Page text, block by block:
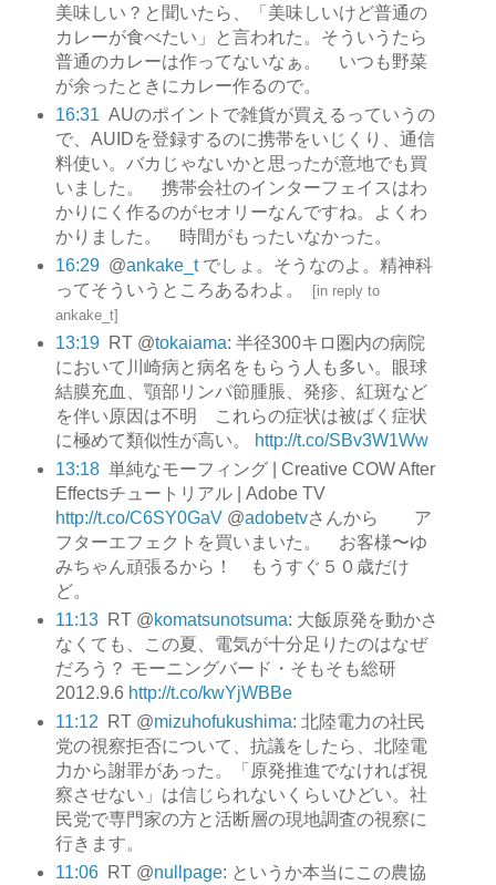
美味しい？と聞いたら、「美味しいけど普通の
カレーが食べたい」と言われた。そういうたら
普通のカレーは作ってないなぁ。 いつも野菜
が余ったときにカレー作るので。
16:31 AUのポイントで雑貨が買えるっていうの
で、AUIDを登録するのに携帯をいじくり、通信
料使い。バカじゃないかと思ったが意地でも買
いました。 携帯会社のインターフェイスはわ
かりにく作るのがセオリーなんですね。よくわ
かりました。 時間がもったいなかった。
16:29 @ankake_tでしょ。そうなのよ。精神科
ってそういうところあるわよ。
[in reply to
ankake_t]
13:19 RT @tokaiama: 半径300キロ圏内の病院
において川崎病と病名をもらう人も多い。眼球
結膜充血、顎部リンパ節腫脹、発疹、紅斑など
を伴い原因は不明 これらの症状は被ばく症状
に極めて類似性が高い。
http://t.co/SBv3W1Ww
13:18 単純なモーフィング | Creative COW After
Effectsチュートリアル | Adobe TV
http://t.co/C6SY0GaV@adobetvさんから ア
フターエフェクトを買いまいた。 お客様〜ゆ
みちゃん頑張るから！ もうすぐ５０歳だけ
ど。
11:13
RT @komatsunotsuma: 大飯原発を動かさ
なくても、この夏、電気が十分足りたのはなぜ
だろう？ モーニングバード・そもそも総研
2012.9.6 http://t.co/kwYjWBBe
11:12
RT @mizuhofukushima: 北陸電力の社民
党の視察拒否について、抗議をしたら、北陸電
力から謝罪があった。「原発推進でなければ視
察させない」は信じられないくらいひどい。社
民党で専門家の方と活断層の現地調査の視察に
行きます。
11:06
RT @nullpage: というか本当にこの農協